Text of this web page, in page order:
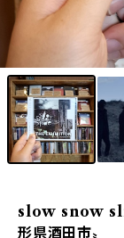
slow snow
形県酒田市〟